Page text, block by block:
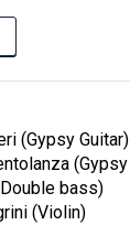
(Gypsy Guitar)
(Gypsy
bass)
(Violin)